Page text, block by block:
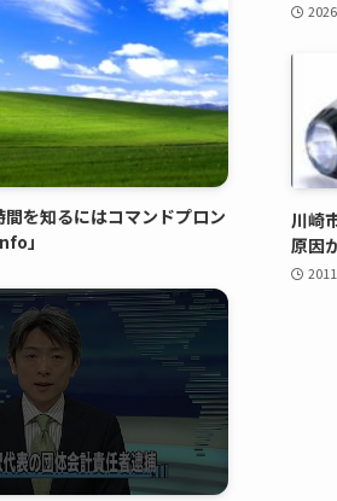
川崎
原因
を知るにはコマンドプロン
」